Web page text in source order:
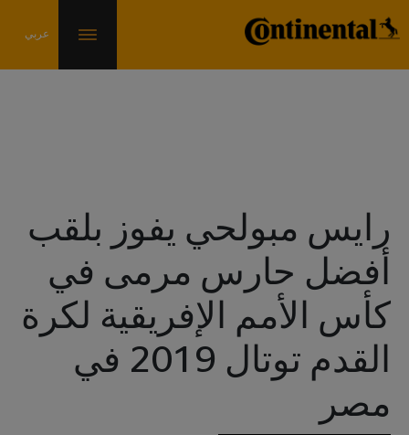
رايس مبولحي يفوز بلقب
أفضل حارس مرمى في
كأس الأمم الإفريقية لكرة
القدم توتال 2019 في
مصر